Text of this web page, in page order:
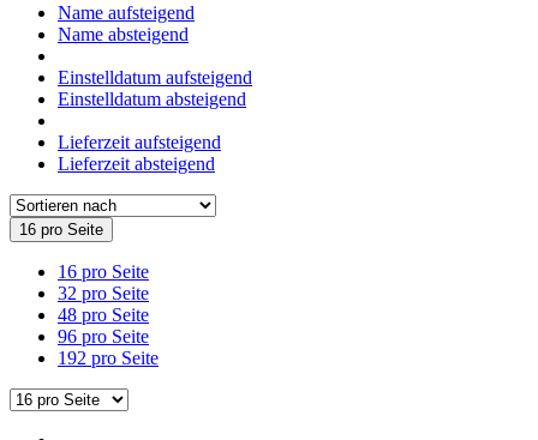
Name aufsteigend
Name absteigend
Einstelldatum aufsteigend
Einstelldatum absteigend
Lieferzeit aufsteigend
Lieferzeit absteigend
16 pro Seite
16 pro Seite
32 pro Seite
48 pro Seite
96 pro Seite
192 pro Seite